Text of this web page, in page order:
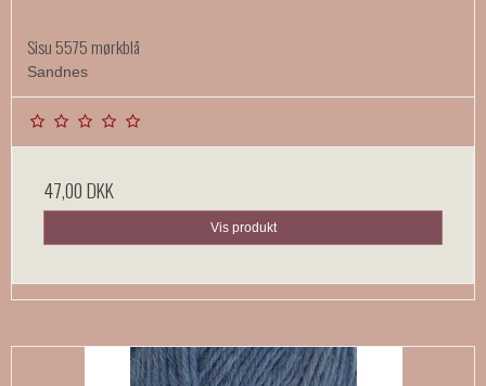
Sisu 5575 mørkblå
Sandnes
47,00 DKK
Vis produkt